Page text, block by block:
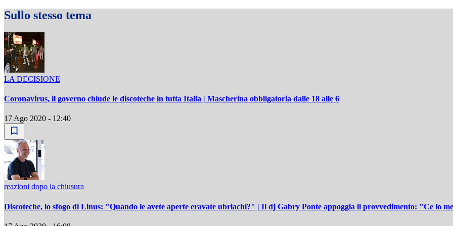
Sullo stesso tema
LA DECISIONE
Coronavirus, il governo chiude le discoteche in tutta Italia | Mascherina obbligatoria dalle 18 alle 6
17 Ago 2020 - 12:40
reazioni dopo la chiusura
Discoteche, lo sfogo di Linus: "Quando le avete aperte eravate ubriachi?" | Il dj Gabry Ponte appoggia il provvedimento: "Ce lo